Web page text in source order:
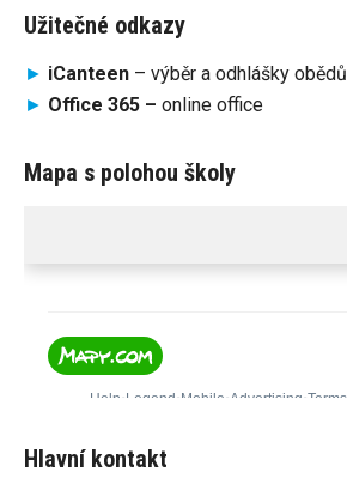
Užitečné odkazy
► iCanteen – výběr a odhlášky obědů
► Office 365 – online office
Mapa s polohou školy
Hlavní kontakt